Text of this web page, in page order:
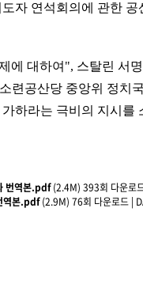
자 연석회의에 관한 공
에 대하여", 스탈린 서
련공산당 중앙위 정치
하라는 극비의 지시를
번역본.pdf (2.4M) 393회 다운로
역본.pdf (2.9M) 76회 다운로드 |